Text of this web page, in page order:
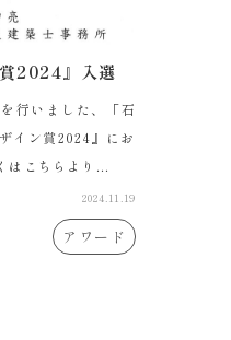
2024』入選
行いました、「石
イン賞2024』にお
はこちらより...
2024.11.19
アワード